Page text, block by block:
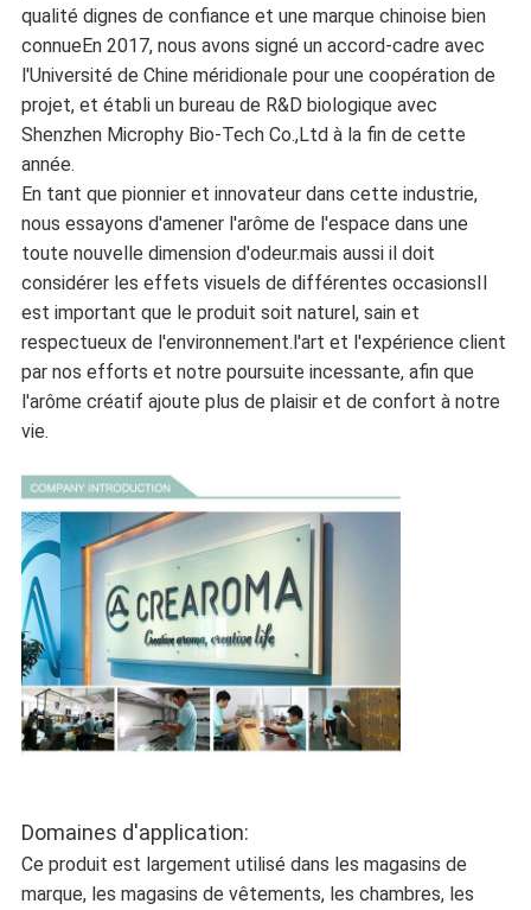
qualité dignes de confiance et une marque chinoise bien
connueEn 2017, nous avons signé un accord-cadre avec
l'Université de Chine méridionale pour une coopération de
projet, et établi un bureau de R&D biologique avec
Shenzhen Microphy Bio-Tech Co.,Ltd à la fin de cette
année.
En tant que pionnier et innovateur dans cette industrie,
nous essayons d'amener l'arôme de l'espace dans une
toute nouvelle dimension d'odeur.mais aussi il doit
considérer les effets visuels de différentes occasionsIl
est important que le produit soit naturel, sain et
respectueux de l'environnement.l'art et l'expérience client
par nos efforts et notre poursuite incessante, afin que
l'arôme créatif ajoute plus de plaisir et de confort à notre
vie.
Domaines d'application:
Ce produit est largement utilisé dans les magasins de
marque, les magasins de vêtements, les chambres, les